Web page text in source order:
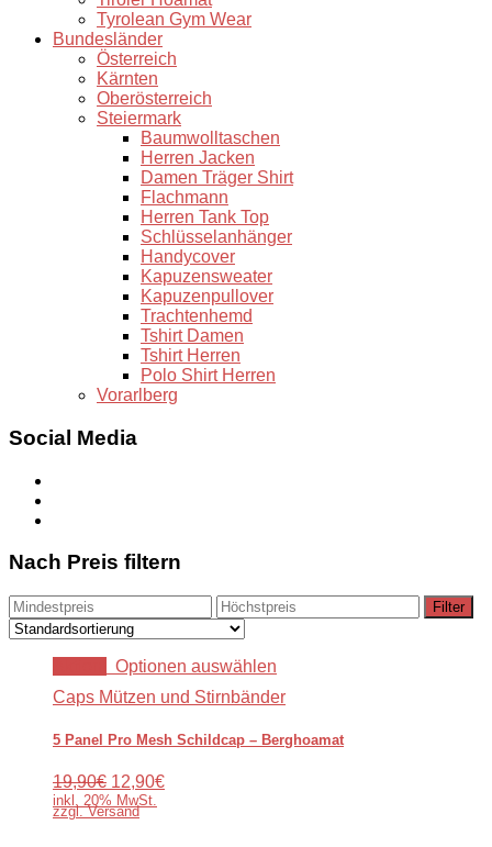
Tyrolean Gym Wear
Bundesländer
Österreich
Kärnten
Oberösterreich
Steiermark
Baumwolltaschen
Herren Jacken
Damen Träger Shirt
Flachmann
Herren Tank Top
Schlüsselanhänger
Handycover
Kapuzensweater
Kapuzenpullover
Trachtenhemd
Tshirt Damen
Tshirt Herren
Polo Shirt Herren
Vorarlberg
Social Media
Nach Preis filtern
Filter
Optionen auswählen
Caps Mützen und Stirnbänder
5 Panel Pro Mesh Schildcap – Berghoamat
19,90€ 12,90€
inkl. 20% MwSt.
zzgl. Versand